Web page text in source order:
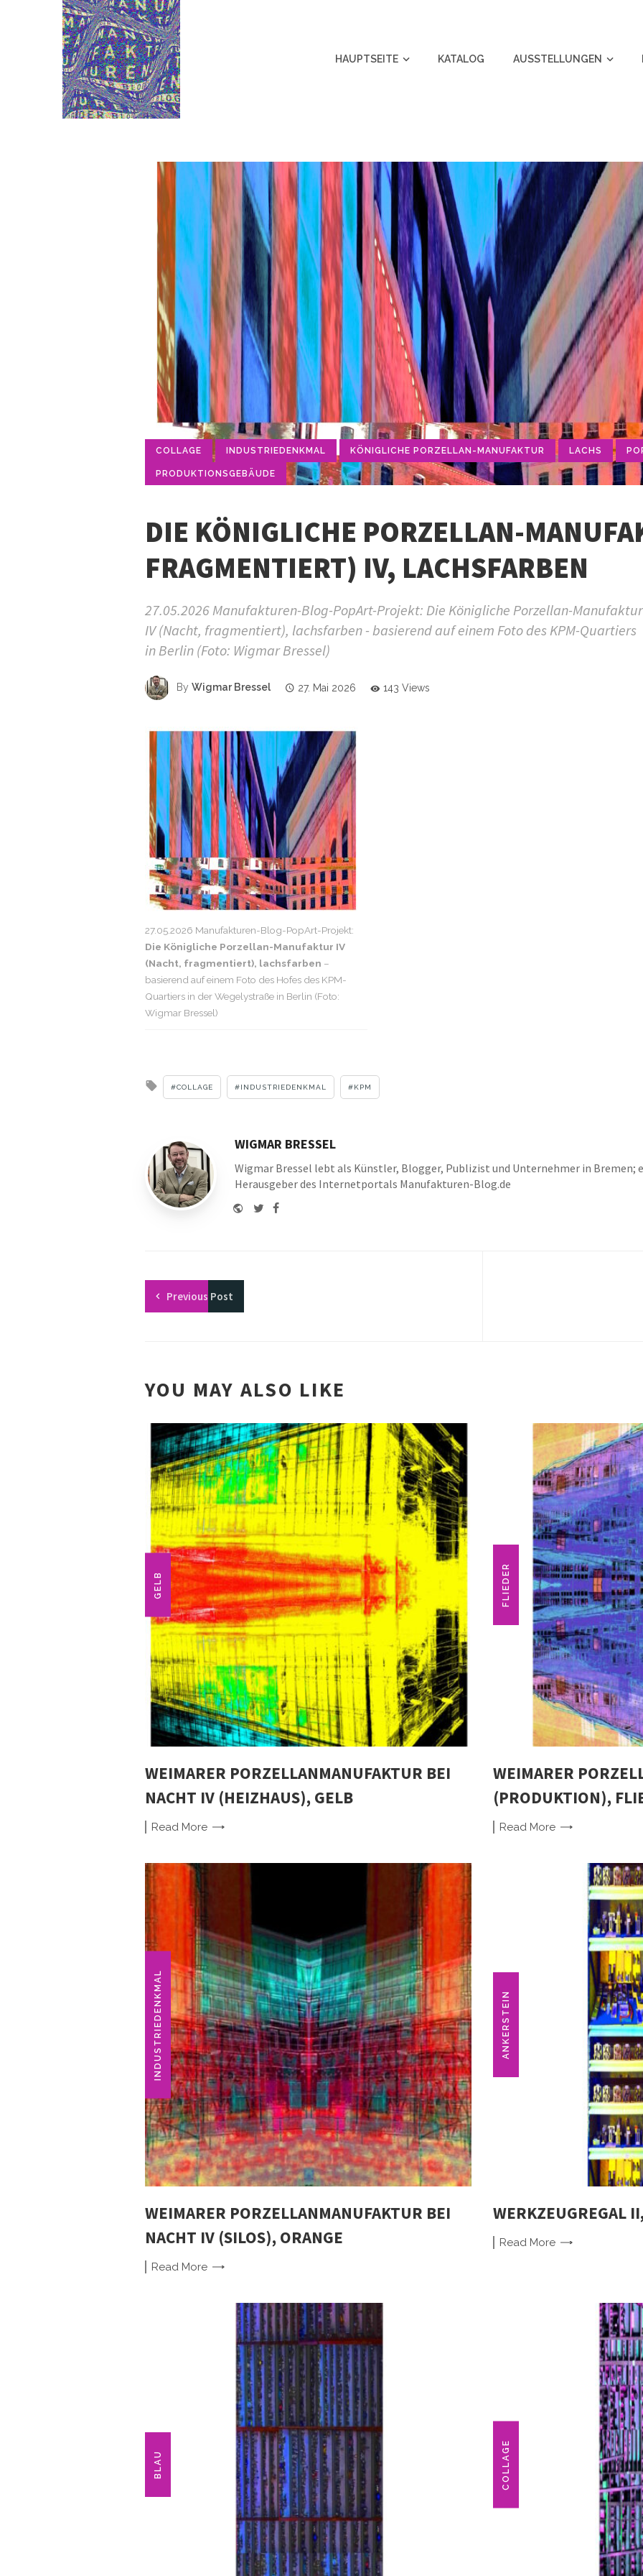
HAUPTSEITE KATALOG AUSSTELLUNGEN
COLLAGE INDUSTRIEDENKMAL KÖNIGLICHE PORZELLAN-MANUFAKTUR LACHS
PRODUKTIONSGEBÄUDE
DIE KÖNIGLICHE PORZELLAN-
FRAGMENTIERT) IV, LACHSFARBEN
27.05.2026 Manufakturen-Blog-PopArt-Projekt: Die Königliche Porzellan-Manufaktur
IV (Nacht, fragmentiert), lachsfarben - basierend auf einem Foto des KPM-Quartiers
in Berlin (Foto: Wigmar Bressel)
By Wigmar Bressel 27. Mai 2026 143 Views
27.05.2026 Manufakturen-Blog-PopArt-Projekt:
Die Königliche Porzellan-Manufaktur IV
(Nacht, fragmentiert), lachsfarben –
basierend auf einem Foto des Hofes des KPM-
Quartiers in der Wegelystraße in Berlin (Foto:
Wigmar Bressel)
Tagged
COLLAGE INDUSTRIEDENKMAL KPM
WIGMAR BRESSEL
Wigmar Bressel lebt als Künstler, Blogger, Publizist und Unternehmer in Bremen;
Herausgeber des Internetportals Manufakturen-Blog.de
Website
TwitterFacebook
Previous Post
YOU MAY ALSO LIKE
GELB
WEIMARER PORZELLANMANUFAKTUR BEI
NACHT IV (HEIZHAUS), GELB
Read More
FLIEDER
WEIMARER
(PRODUKTION),
Read More
INDUSTRIEDENKMAL
WEIMARER PORZELLANMANUFAKTUR BEI
NACHT IV (SILOS), ORANGE
Read More
ANKERSTEIN
WERKZEUGREGAL
Read More
BLAU COLLAGE